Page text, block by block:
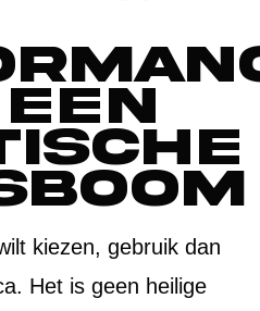
kiezen, gebruik dan
Het is geen heilige